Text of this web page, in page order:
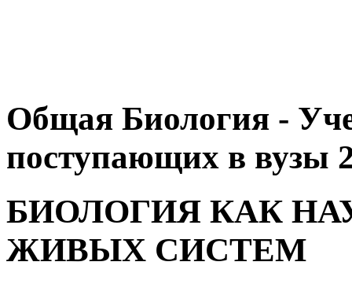
Общая Биология -
поступающих в вузы
БИОЛОГИЯ КАК
ЖИВЫХ СИСТЕМ